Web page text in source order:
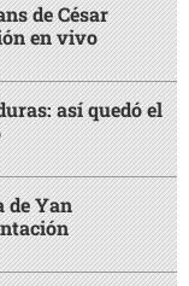
de César
en vivo
así quedó el
de Yan